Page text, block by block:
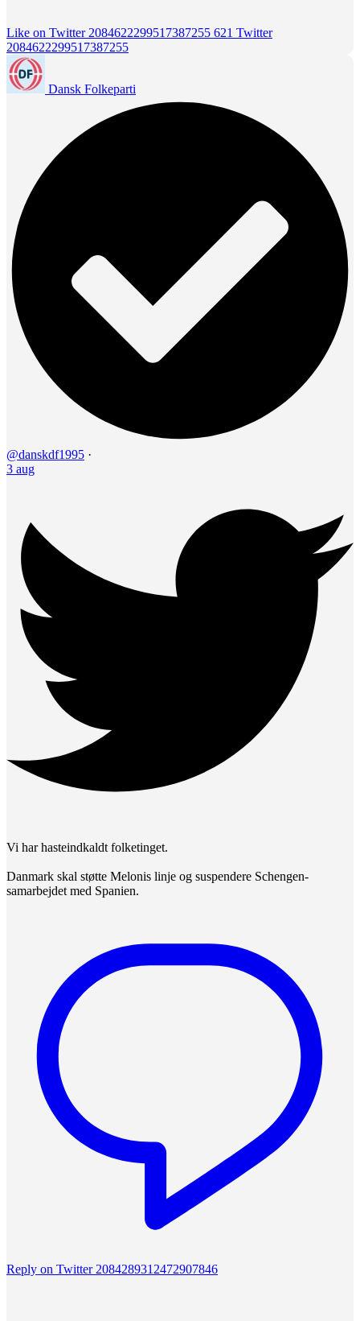
Like on Twitter 2084622299517387255 621 Twitter
2084622299517387255
Dansk Folkeparti
@danskdf1995 ·
3 aug
Vi har hasteindkaldt folketinget.
Danmark skal støtte Melonis linje og suspendere Schengen-
samarbejdet med Spanien.
Reply on Twitter 2084289312472907846